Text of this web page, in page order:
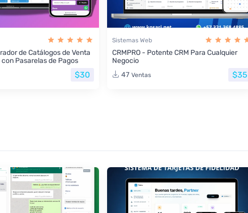
de Catálogos de Venta
Pasarelas de Pagos
$30
Sistemas Web
CRMPRO - Potente CRM Para Cualquier
Negocio
47 Ventas $35